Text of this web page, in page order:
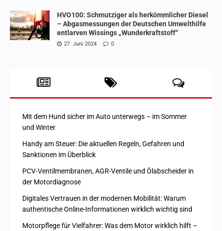
HVO100: Schmutziger als herkömmlicher Diesel
– Abgasmessungen der Deutschen Umwelthilfe
entlarven Wissings „Wunderkraftstoff“
27. Juni 2024 0
Mit dem Hund sicher im Auto unterwegs – im Sommer
und Winter
Handy am Steuer: Die aktuellen Regeln, Gefahren und
Sanktionen im Überblick
PCV-Ventilmembranen, AGR-Ventile und Ölabscheider in
der Motordiagnose
Digitales Vertrauen in der modernen Mobilität: Warum
authentische Online-Informationen wirklich wichtig sind
Motorpflege für Vielfahrer: Was dem Motor wirklich hilft –